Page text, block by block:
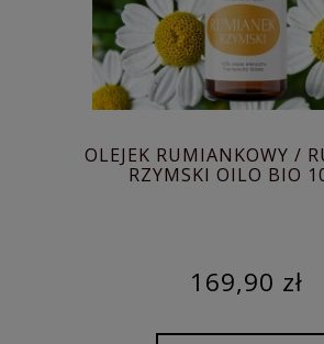
OLEJEK RUMIANKOWY /
RZYMSKI OILO BIO
169,90 zł